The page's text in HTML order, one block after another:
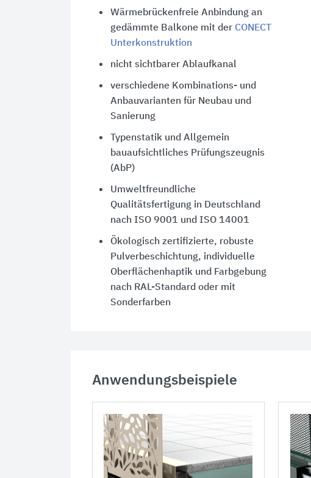
Wärmebrückenfreie Anbindung an
gedämmte Balkone mit der CONECT
Unterkonstruktion
nicht sichtbarer Ablaufkanal
verschiedene Kombinations- und
Anbauvarianten für Neubau und
Sanierung
Typenstatik und Allgemein
bauaufsichtliches Prüfungszeugnis
(AbP)
Umweltfreundliche
Qualitätsfertigung in Deutschland
nach ISO 9001 und ISO 14001
Ökologisch zertifizierte, robuste
Pulverbeschichtung, individuelle
Oberflächenhaptik und Farbgebung
nach RAL-Standard oder mit
Sonderfarben
Anwendungsbeispiele